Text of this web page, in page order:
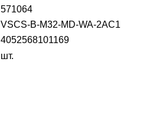
571064
VSCS-B-M32-MD-WA-2AC1
4052568101169
шт.